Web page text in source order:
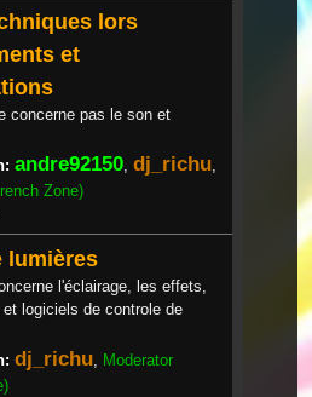
lors
et
concerne pas le son et
andre92150 dj_richu
Zone)
lumières
l'éclairage, les effets,
logiciels de controle de
dj_richu Moderator